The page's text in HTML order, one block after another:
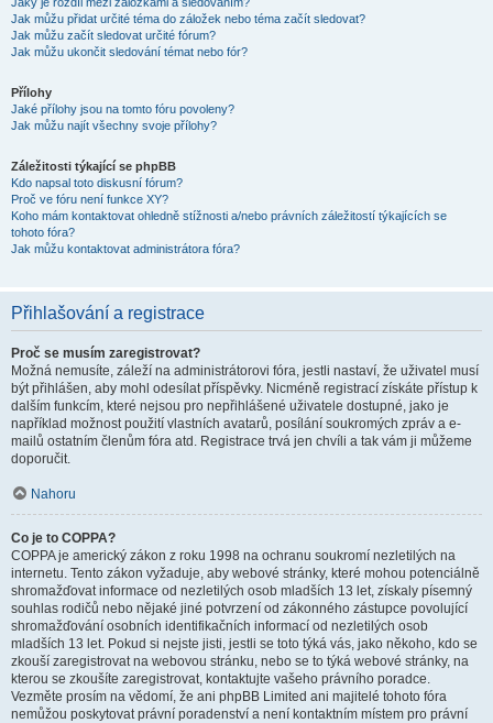
Jak můžu přidat určité téma do záložek nebo téma začít sledovat?
Jak můžu začít sledovat určité fórum?
Jak můžu ukončit sledování témat nebo fór?
Přílohy
Jaké přílohy jsou na tomto fóru povoleny?
Jak můžu najít všechny svoje přílohy?
Záležitosti týkající se phpBB
Kdo napsal toto diskusní fórum?
Proč ve fóru není funkce XY?
Koho mám kontaktovat ohledně stížnosti a/nebo právních záležitostí týkajících se
tohoto fóra?
Jak můžu kontaktovat administrátora fóra?
Přihlašování a registrace
Proč se musím zaregistrovat?
Možná nemusíte, záleží na administrátorovi fóra, jestli nastaví, že uživatel musí
být přihlášen, aby mohl odesílat příspěvky. Nicméně registrací získáte přístup k
dalším funkcím, které nejsou pro nepřihlášené uživatele dostupné, jako je
například možnost použití vlastních avatarů, posílání soukromých zpráv a e-
mailů ostatním členům fóra atd. Registrace trvá jen chvíli a tak vám ji můžeme
doporučit.
Nahoru
Co je to COPPA?
COPPA je americký zákon z roku 1998 na ochranu soukromí nezletilých na
internetu. Tento zákon vyžaduje, aby webové stránky, které mohou potenciálně
shromažďovat informace od nezletilých osob mladších 13 let, získaly písemný
souhlas rodičů nebo nějaké jiné potvrzení od zákonného zástupce povolující
shromažďování osobních identifikačních informací od nezletilých osob
mladších 13 let. Pokud si nejste jisti, jestli se toto týká vás, jako někoho, kdo se
zkouší zaregistrovat na webovou stránku, nebo se to týká webové stránky, na
kterou se zkoušíte zaregistrovat, kontaktujte vašeho právního poradce.
Vezměte prosím na vědomí, že ani phpBB Limited ani majitelé tohoto fóra
nemůžou poskytovat právní poradenství a není kontaktním místem pro právní